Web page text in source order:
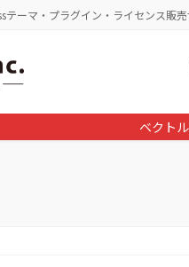
ーマ・プラグイン・ライセンス販売
ベクト